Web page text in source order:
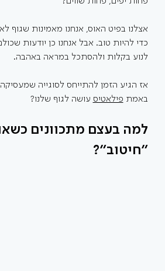
אצלנו בפיט האוס, אנחנו מאמינות שגוף
כדי להיות טוב. אבל אנחנו כן יודעות
לנוע בקלות ולהסתכל במראה באהבה.
אז הגיע הזמן להתייחס לסוגייה
באמת פילאטיס עושה לגוף שלנו?
למה בעצם מתכוונים
"חיטוב"?